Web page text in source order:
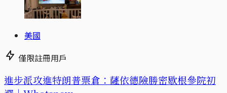
美國
僅限註冊用戶
進步派攻進特朗普票倉：薩依德險勝密歇根參院初